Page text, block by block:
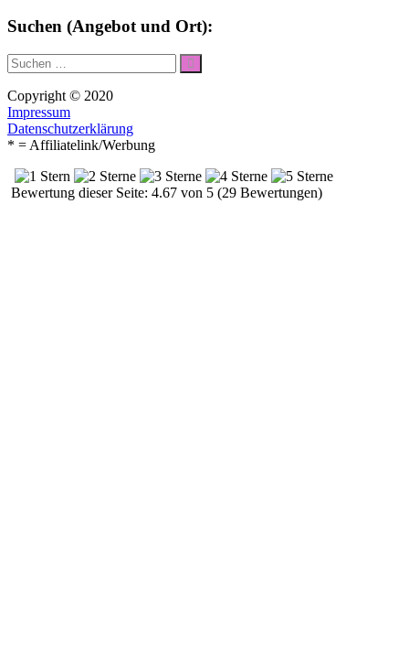
Suchen (Angebot und Ort):
Suche
nach:
Suchen
Copyright © 2020
Impressum
Datenschutzerklärung
* = Affiliatelink/Werbung
Bewertung dieser Seite: 4.67 von 5 (29 Bewertungen)